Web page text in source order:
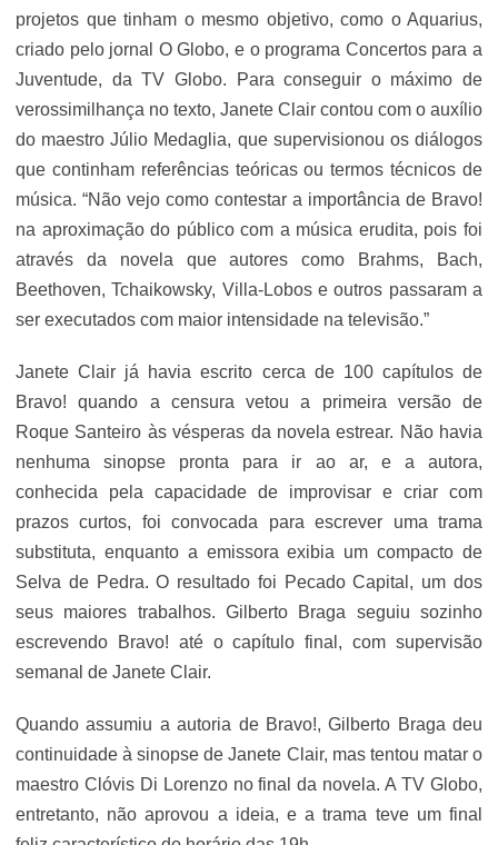
projetos que tinham o mesmo objetivo, como o Aquarius,
criado pelo jornal O Globo, e o programa Concertos para a
Juventude, da TV Globo. Para conseguir o máximo de
verossimilhança no texto, Janete Clair contou com o auxílio
do maestro Júlio Medaglia, que supervisionou os diálogos
que continham referências teóricas ou termos técnicos de
música. “Não vejo como contestar a importância de Bravo!
na aproximação do público com a música erudita, pois foi
através da novela que autores como Brahms, Bach,
Beethoven, Tchaikowsky, Villa-Lobos e outros passaram a
ser executados com maior intensidade na televisão.”
Janete Clair já havia escrito cerca de 100 capítulos de
Bravo! quando a censura vetou a primeira versão de
Roque Santeiro às vésperas da novela estrear. Não havia
nenhuma sinopse pronta para ir ao ar, e a autora,
conhecida pela capacidade de improvisar e criar com
prazos curtos, foi convocada para escrever uma trama
substituta, enquanto a emissora exibia um compacto de
Selva de Pedra. O resultado foi Pecado Capital, um dos
seus maiores trabalhos. Gilberto Braga seguiu sozinho
escrevendo Bravo! até o capítulo final, com supervisão
semanal de Janete Clair.
Quando assumiu a autoria de Bravo!, Gilberto Braga deu
continuidade à sinopse de Janete Clair, mas tentou matar o
maestro Clóvis Di Lorenzo no final da novela. A TV Globo,
entretanto, não aprovou a ideia, e a trama teve um final